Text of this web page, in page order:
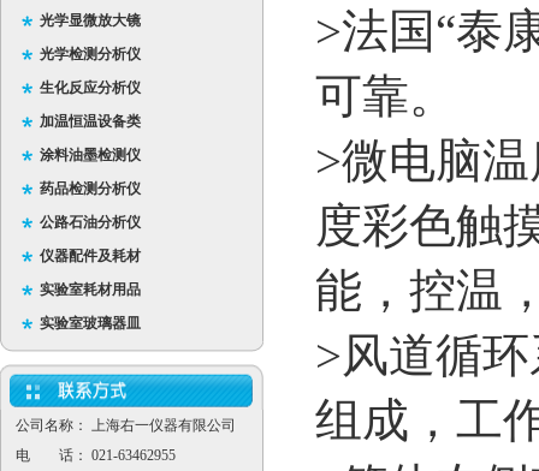
光学显微放大镜
光学检测分析仪
生化反应分析仪
加温恒温设备类
涂料油墨检测仪
药品检测分析仪
公路石油分析仪
仪器配件及耗材
实验室耗材用品
实验室玻璃器皿
公司名称： 上海右一仪器有限公司
电 话： 021-63462955
>法国“泰
可靠。
>微电脑
度彩色触
能，控温
>风道循
组成，工